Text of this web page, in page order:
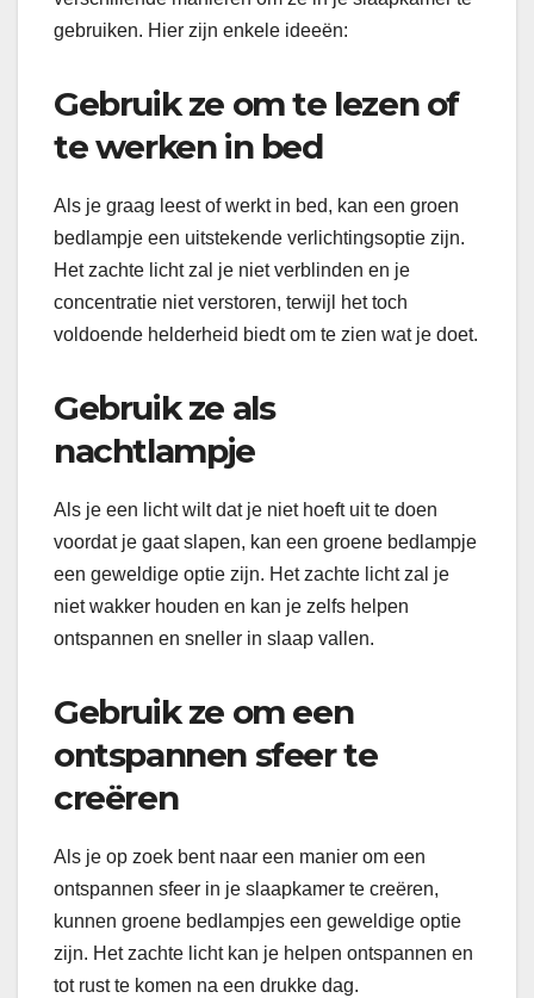
gebruiken. Hier zijn enkele ideeën:
Gebruik ze om te lezen of
te werken in bed
Als je graag leest of werkt in bed, kan een groen
bedlampje een uitstekende verlichtingsoptie zijn.
Het zachte licht zal je niet verblinden en je
concentratie niet verstoren, terwijl het toch
voldoende helderheid biedt om te zien wat je doet.
Gebruik ze als
nachtlampje
Als je een licht wilt dat je niet hoeft uit te doen
voordat je gaat slapen, kan een groene bedlampje
een geweldige optie zijn. Het zachte licht zal je
niet wakker houden en kan je zelfs helpen
ontspannen en sneller in slaap vallen.
Gebruik ze om een
ontspannen sfeer te
creëren
Als je op zoek bent naar een manier om een
ontspannen sfeer in je slaapkamer te creëren,
kunnen groene bedlampjes een geweldige optie
zijn. Het zachte licht kan je helpen ontspannen en
tot rust te komen na een drukke dag.